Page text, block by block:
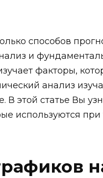
способов
и
факторы,
анализ
этой статье Вы
используются при